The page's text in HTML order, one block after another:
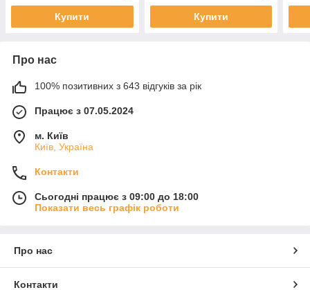
Купити Купити
Про нас
100% позитивних з 643 відгуків за рік
Працює з 07.05.2024
м. Київ
Київ, Україна
Контакти
Сьогодні працює з 09:00 до 18:00
Показати весь графік роботи
Про нас
Контакти